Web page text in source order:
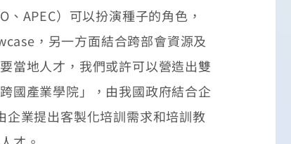
APEC）可以扮演種子的角色，
，另一方面結合跨部會資源及
當地人才，我們或許可以營造出雙
國產業學院」，由我國政府結合企
業提出客製化培訓需求和培訓教